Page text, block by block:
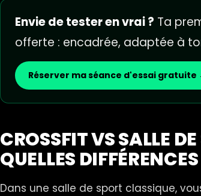
Envie de tester en vrai ? Ta
offerte : encadrée, adaptée à
Réserver ma séance d'essai gratuite
CROSSFIT VS SALLE
QUELLES
Dans une salle de sport classique,